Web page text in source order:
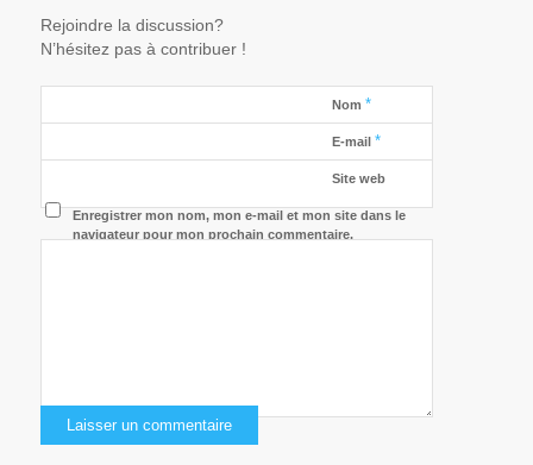
Rejoindre la discussion?
N’hésitez pas à contribuer !
Nom *
E-mail *
Site web
Enregistrer mon nom, mon e-mail et mon site dans le
navigateur pour mon prochain commentaire.